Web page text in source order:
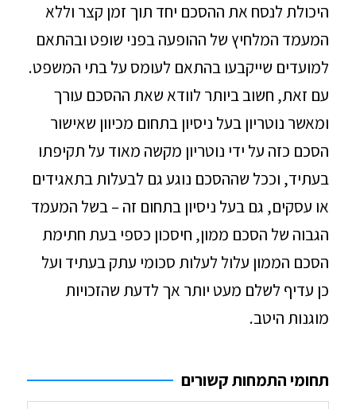
היכולת לנסח את ההסכם יחד תוך זמן קצר וללא
המעמד המלחיץ של ההופעה בפני שופט ובהתאם
למועדים שייקבעו בהתאם לעומס על בתי המשפט.
עם זאת, חשוב ביותר לוודא שאת ההסכם עורך
ומאשר נוטריון בעל ניסיון בתחום מכיוון שאישור
הסכם כזה על ידי נוטריון מקשה מאוד על תקיפתו
בעתיד, וככל שההסכם נוגע גם לבעלות בתאגידים
או עסקים, גם בעל ניסיון בתחום זה – בשל המעמד
הגבוה של הסכם ממון, חיסכון כספי בעת חתימת
הסכם הממון עלול לעלות סכומי עתק בעתיד ועל
כן עדיף לשלם מעט יותר אך לדעת שהזכויות
מוגנות היטב.
תחומי התמחות קשורים